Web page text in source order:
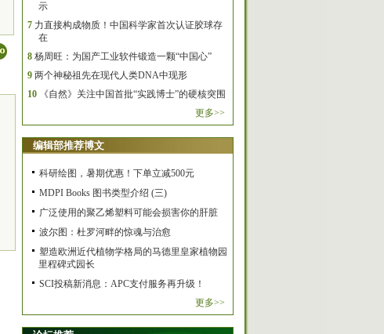
示
7 力直接构成物质！中国科学家首次认证胶球存
在
8 杨周旺：为国产工业软件锻造一颗“中国心”
9 两个神秘祖先在现代人类DNA中现形
10
《自然》关注中国首批“实践博士”的硬核突围
更多>>
编辑部推荐博文
科研绘图，暑期优惠！下单立减500元
MDPI Books 图书类型介绍 (三)
广泛使用的聚乙烯塑料可能会损害你的肝脏
波尔图：杜罗河畔的惊魂与治愈
塑造欧洲近代植物学格局的马德里皇家植物园
里程碑式园长
SCI投稿新消息：APC支付服务再升级！
更多>>